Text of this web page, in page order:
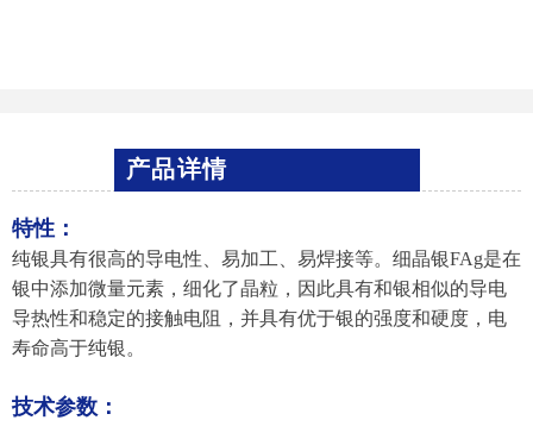
特性：
纯银具有很高的导电性、易加工、易焊接等。细晶银FAg是在
银中添加微量元素，细化了晶粒，因此具有和银相似的导电
导热性和稳定的接触电阻，并具有优于银的强度和硬度，电
寿命高于纯银。
技术参数：
产品详情